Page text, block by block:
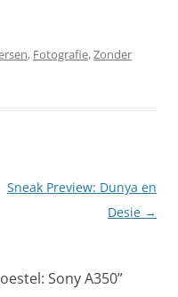
, Fotografie,Zonder
Sneak Preview: Dunya en
Desie →
Sony A350”